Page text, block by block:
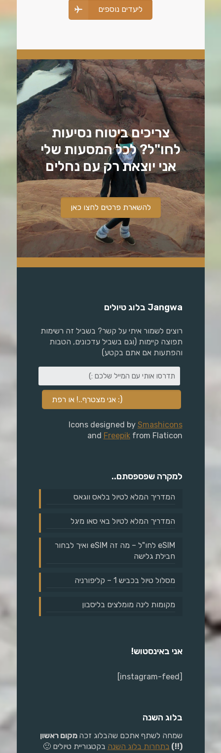
ליעדים נוספים
צריכים ביטוח נסיעות
לחו"ל? לכל המסעות שלי
אני יוצאת רק עם נחלים
להשארת פרטים לחצו כאן
Jangwa בלוג טיולים
רוצים לשמור איתי על קשר? בשביל זה רשימות
תפוצה קיימות (וגם בשביל עדכונים, הטבות
והפתעות אם אתם בקטע)
Icons designed by Smashicons
and Freepikfrom Flaticon
למקרה שפספסתם..
המדריך המלא לטיול בלאס ווגאס
המדריך המלא לטיול באי סאו מיגל
eSIM לחו"ל – מה זה eSIM ואיך לבחור
חבילת גלישה
מסלול טיול בכביש 1 – קליפורניה
מקומות לינה מומלצים בליסבון
אני באינסטוש!
[instagram-feed]
בלוג השנה
שמחה לשתף אתכם שהבלוג זכה מקום ראשון
(!!) בתחרות בלוג השנה בקטגוריית טיולים 🙂